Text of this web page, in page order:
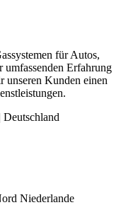
für Autos,
Erfahrung
unseren Kunden einen
Deutschland
Niederlande